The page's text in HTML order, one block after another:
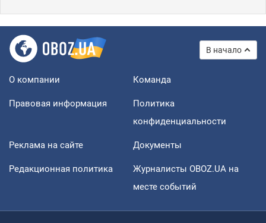
В начало
О компании Команда
Правовая информация
Политика
конфиденциальности
Реклама на сайте Документы
Редакционная политика
Журналисты OBOZ.UA на
месте событий